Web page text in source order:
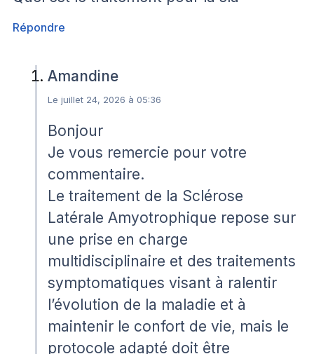
Répondre
Amandine
Le juillet 24, 2026 à 05:36
Bonjour
Je vous remercie pour votre
commentaire.
Le traitement de la Sclérose
Latérale Amyotrophique repose sur
une prise en charge
multidisciplinaire et des traitements
symptomatiques visant à ralentir
l’évolution de la maladie et à
maintenir le confort de vie, mais le
protocole adapté doit être